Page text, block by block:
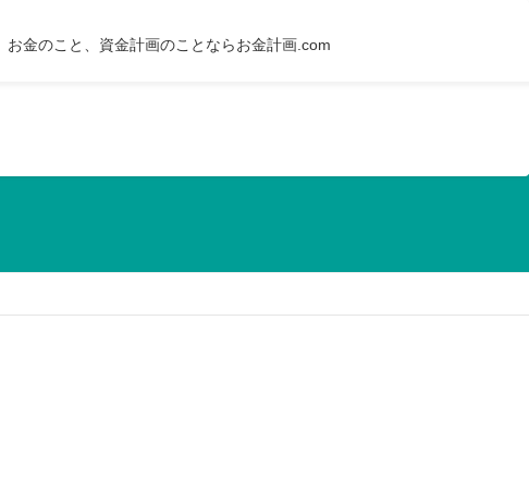
お金のこと、資金計画のことならお金計画.com